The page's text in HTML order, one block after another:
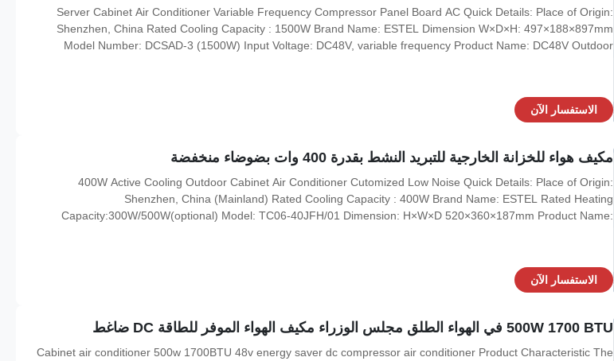
Server Cabinet Air Conditioner Variable Frequency Compressor Panel Board AC​ Quick Details: Place of Origin:
Shenzhen, China Rated Cooling Capacity : 1500W Brand Name: ESTEL Dimension W×D×H: 497×188×897mm
Model Number: DCSAD-3 (1500W) Input Voltage: DC48V, variable frequency Product Name: DC48V Outdoor
الاستفسار الآن
مكيف هواء للخزانة الخارجية للتبريد النشط بقدرة 400 وات بضوضاء منخفضة
400W Active Cooling Outdoor Cabinet Air Conditioner Cutomized Low Noise Quick Details: Place of Origin:
Shenzhen, China (Mainland) Rated Cooling Capacity : 400W Brand Name: ESTEL Rated Heating
Capacity:300W/500W(optional) Model: TC06-40JFH/01 Dimension: H×W×D 520×360×187mm Product Name:
الاستفسار الآن
500W 1700 BTU في الهواء الطلق مجلس الوزراء مكيف الهواء الموفر للطاقة DC ضاغط
Cabinet air conditioner 500w 1700BTU 48v energy saver dc compressor air conditioner Product Characteristic The